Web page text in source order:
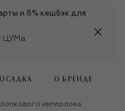
и 8% кешбэк для
ЦУМа
О БРЕНДЕ
интерлока.